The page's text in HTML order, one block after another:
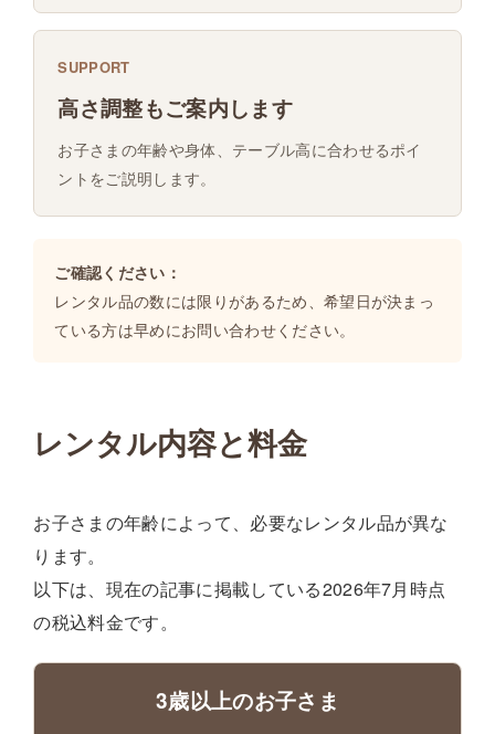
SUPPORT
高さ調整もご案内します
お子さまの年齢や身体、テーブル高に合わせるポイ
ントをご説明します。
ご確認ください：
レンタル品の数には限りがあるため、希望日が決まっ
ている方は早めにお問い合わせください。
レンタル内容と料金
お子さまの年齢によって、必要なレンタル品が異な
ります。
以下は、現在の記事に掲載している2026年7月時点
の税込料金です。
3歳以上のお子さま